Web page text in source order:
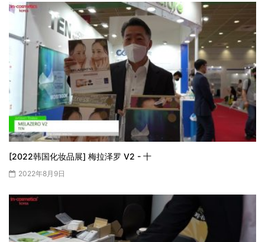
[2022韩国化妆品展] 梅拉泽罗 V2 - 十
2022年8月9日